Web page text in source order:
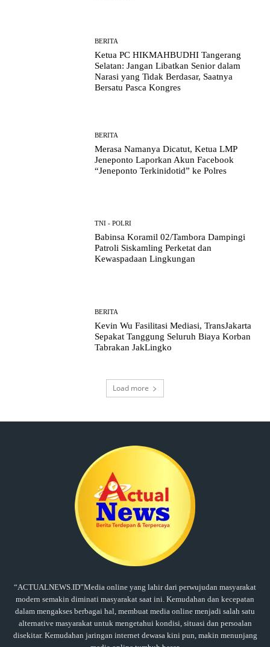
BERITA
Ketua PC HIKMAHBUDHI Tangerang
Selatan: Jangan Libatkan Senior dalam
Narasi yang Tidak Berdasar, Saatnya
Bersatu Pasca Kongres
BERITA
Merasa Namanya Dicatut, Ketua LMP
Jeneponto Laporkan Akun Facebook
“Jeneponto Terkinidotid” ke Polres
TNI - POLRI
Babinsa Koramil 02/Tambora Dampingi
Patroli Siskamling Perketat dan
Kewaspadaan Lingkungan
BERITA
Kevin Wu Fasilitasi Mediasi, TransJakarta
Sepakat Tanggung Seluruh Biaya Korban
Tabrakan JakLingko
Load more
“ACTUALNEWS.ID”Media online yang lahir dari perwujudan masyarakat
modern semakin diminati masyarakat saat ini. Kemudahan dan kecepatan
dalam mengakses berbagai hal, membuat media online menjadi salah satu
alternative masyarakat untuk mengetahui kondisi, situasi dan persoalan
disekitar. Kemudahan jaringan internet dewasa kini pun, makin menunjang